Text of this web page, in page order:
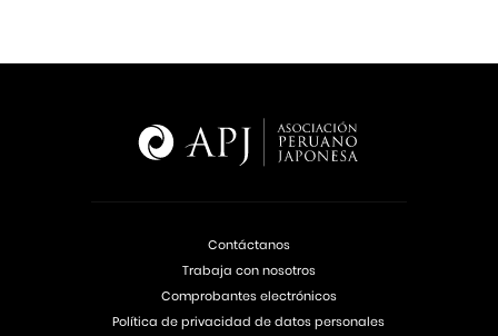
Contáctanos
Trabaja con nosotros
Comprobantes electrónicos
Política de privacidad de datos personales